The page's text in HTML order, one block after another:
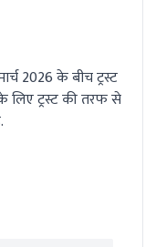
2026 के बीच ट्रस्ट
ट्रस्ट की तरफ से